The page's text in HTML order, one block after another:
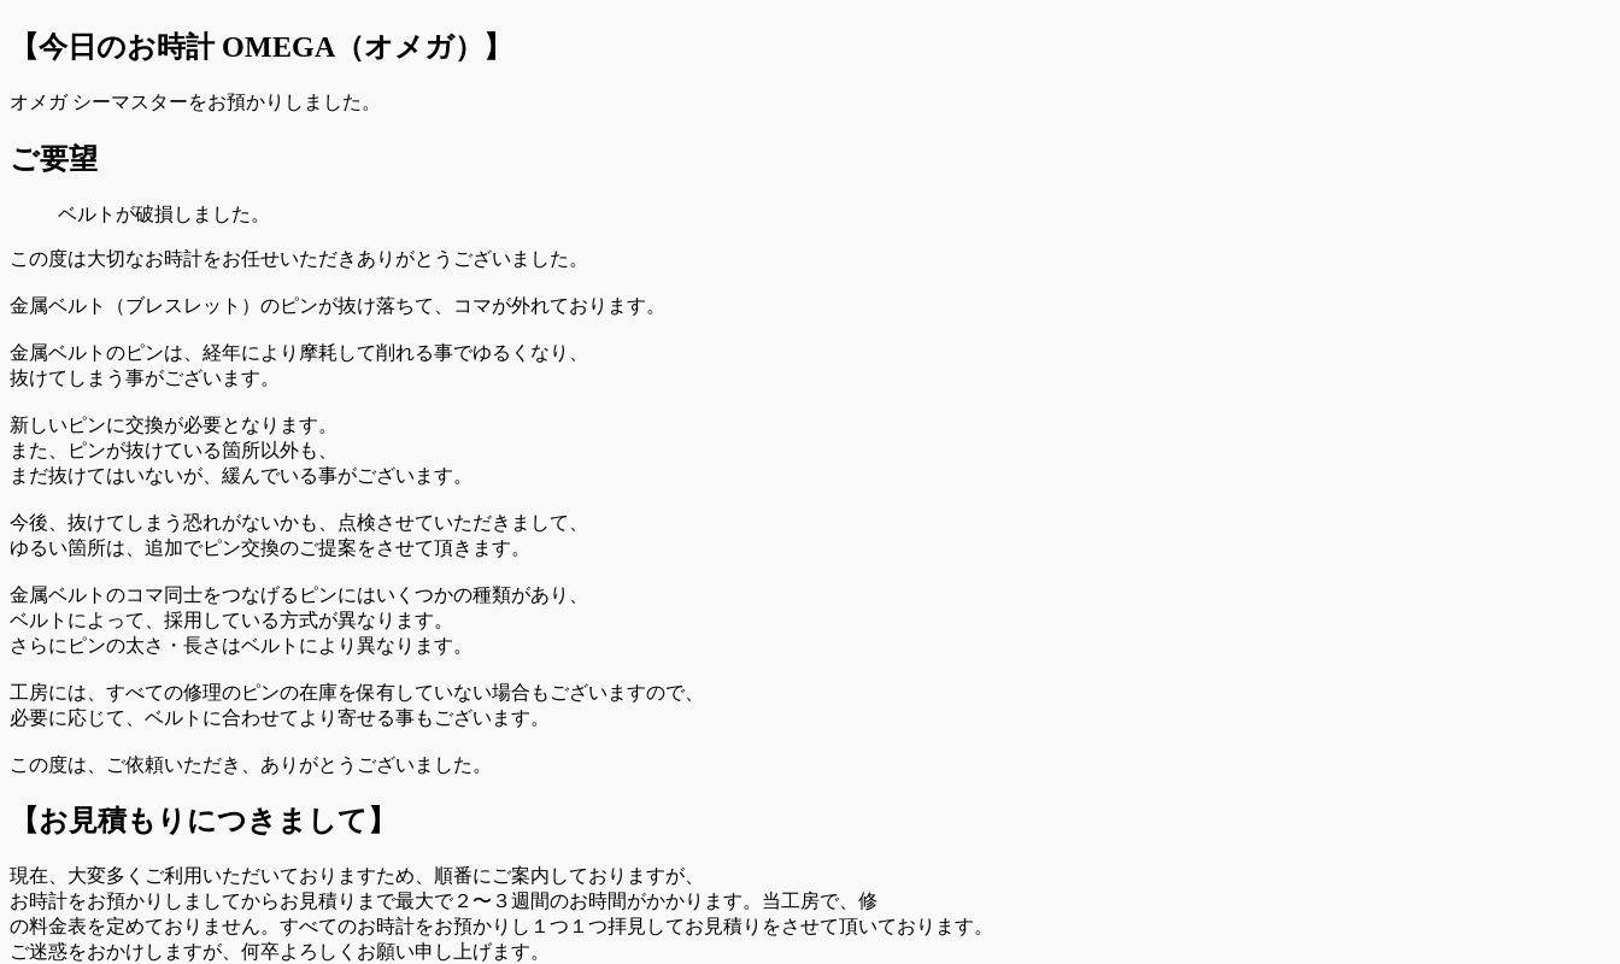
【今日のお時計 OMEGA（オメガ） 】
オメガ シーマスターをお預かりしました。
ご要望
ベルトが破損しました。
この度は大切なお時計をお任せいただきありがとうございました。
金属ベルト（ブレスレット）のピンが抜け落ちて、コマが外れております。
金属ベルトのピンは、経年により摩耗して削れる事でゆるくなり、
抜けてしまう事がございます。
新しいピンに交換が必要となります。
また、ピンが抜けている箇所以外も、
まだ抜けてはいないが、緩んでいる事がございます。
今後、抜けてしまう恐れがないかも、点検させていただきまして、
ゆるい箇所は、追加でピン交換のご提案をさせて頂きます。
金属ベルトのコマ同士をつなげるピンにはいくつかの種類があり、
ベルトによって、採用している方式が異なります。
さらにピンの太さ・長さはベルトにより異なります。
工房には、すべての修理のピンの在庫を保有していない場合もございますので、
必要に応じて、ベルトに合わせてより寄せる事もございます。
この度は、ご依頼いただき、ありがとうございました。
【お見積もりにつきまして】
現在、大変多くご利用いただいておりますため、順番にご案内しておりますが、
お時計をお預かりしましてからお見積りまで最大で２〜３週間のお時間がかかります。当工房で、修
の料金表を定めておりません。すべてのお時計をお預かりし１つ１つ拝見してお見積りをさせて頂いております。
ご迷惑をおかけしますが、何卒よろしくお願い申し上げます。